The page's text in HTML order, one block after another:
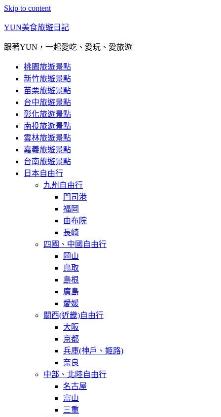
Skip to content
YUN美食旅遊日記
跟著YUN，一起愛吃、愛玩、愛旅遊
桃園旅遊景點
新竹旅遊景點
苗栗旅遊景點
台中旅遊景點
彰化旅遊景點
南投旅遊景點
雲林旅遊景點
嘉義旅遊景點
台南旅遊景點
日本自由行
九州自由行
門司港
福岡
由布院
長崎
四國、中國自由行
岡山
鳥取
島根
廣島
愛媛
關西(近畿)自由行
大阪
京都
兵庫(神戶、姬路)
奈良
中部、北陸自由行
名古屋
富山
三重